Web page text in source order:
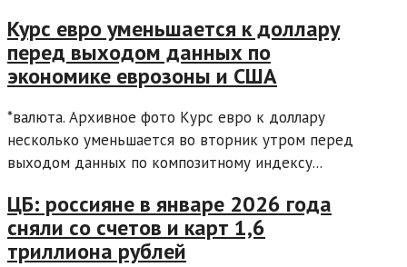
Курс евро уменьшается к доллару
перед выходом данных по
экономике еврозоны и США
*валюта. Архивное фото Курс евро к доллару
несколько уменьшается во вторник утром перед
выходом данных по композитному индексу...
ЦБ: россияне в январе 2026 года
сняли со счетов и карт 1,6
триллиона рублей